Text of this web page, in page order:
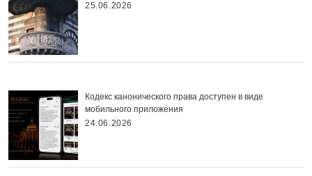
25.06.2026
Кодекс канонического права доступен в виде
мобильного приложения
24.06.2026